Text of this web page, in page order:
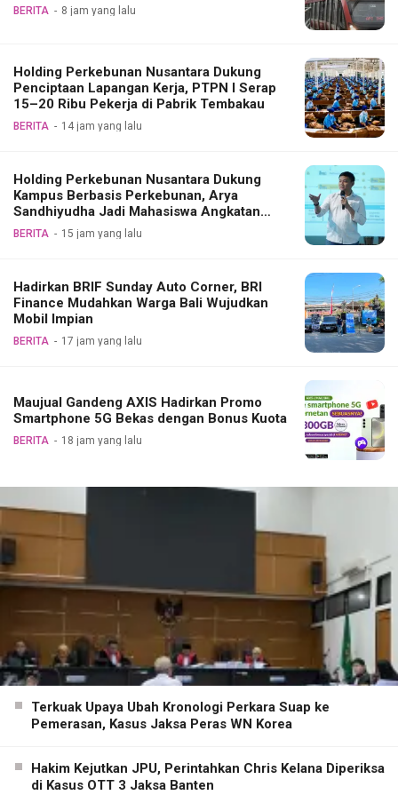
BERITA 8 jam yang lalu
Holding Perkebunan Nusantara Dukung
Penciptaan Lapangan Kerja, PTPN I Serap
15–20 Ribu Pekerja di Pabrik Tembakau
BERITA 14 jam yang lalu
Holding Perkebunan Nusantara Dukung
Kampus Berbasis Perkebunan, Arya
Sandhiyudha Jadi Mahasiswa Angkatan
Pertama Magister ITSI
BERITA 15 jam yang lalu
Hadirkan BRIF Sunday Auto Corner, BRI
Finance Mudahkan Warga Bali Wujudkan
Mobil Impian
BERITA 17 jam yang lalu
Maujual Gandeng AXIS Hadirkan Promo
Smartphone 5G Bekas dengan Bonus Kuota
BERITA 18 jam yang lalu
Terkuak Upaya Ubah Kronologi Perkara Suap ke
Pemerasan, Kasus Jaksa Peras WN Korea
Hakim Kejutkan JPU, Perintahkan Chris Kelana Diperiksa
di Kasus OTT 3 Jaksa Banten